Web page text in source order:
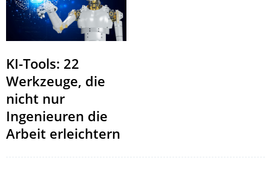
KI-Tools: 22
Werkzeuge, die
nicht nur
Ingenieuren die
Arbeit erleichtern